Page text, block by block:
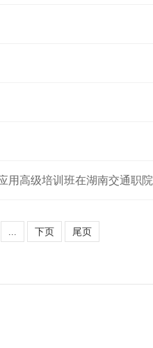
级培训班在湖南交通职院举行
... 下页 尾页